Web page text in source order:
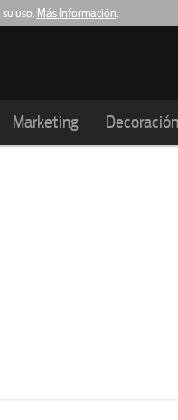
uso. Más Información.
Marketing Decoración